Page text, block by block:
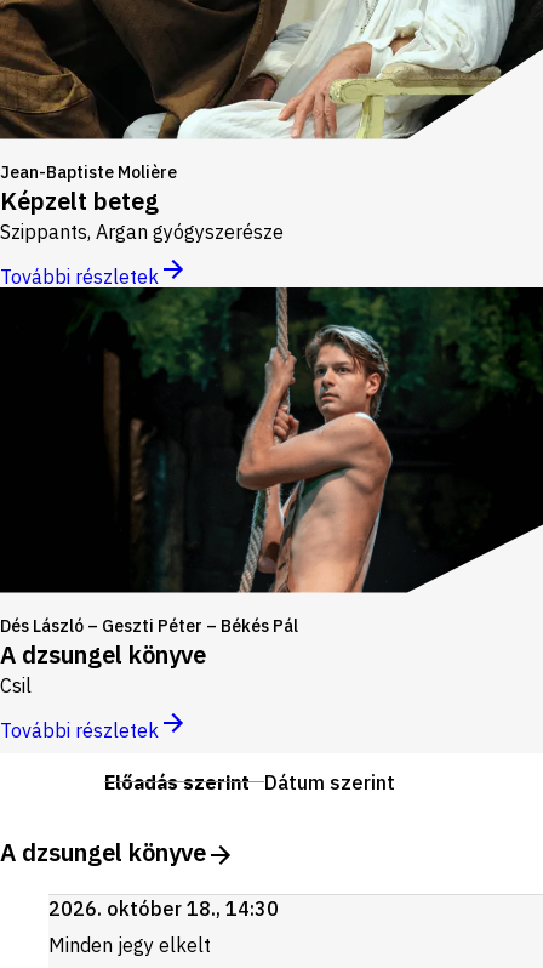
Jean-Baptiste Molière
Képzelt beteg
Szippants, Argan gyógyszerésze
További részletek
Dés László – Geszti Péter – Békés Pál
A dzsungel könyve
Csil
További részletek
Előadás szerint Dátum szerint
A dzsungel könyve
2026. október 18., 14:30
Minden jegy elkelt